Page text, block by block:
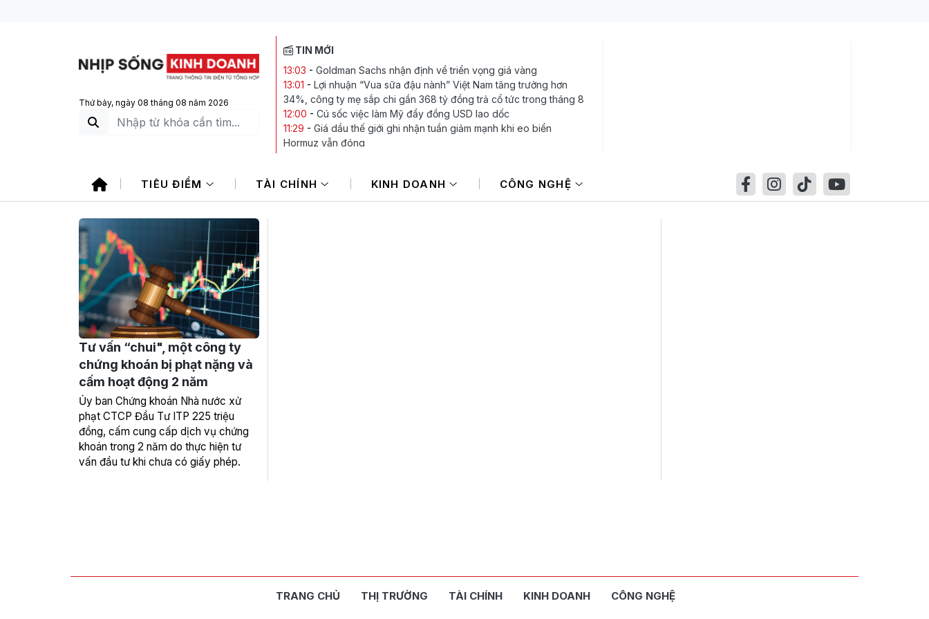
Thứ bảy, ngày 08 tháng 08 năm 2026
TIN MỚI
13:03 - Goldman Sachs nhận định về triển vọng giá vàng
13:01 - Lợi nhuận “Vua sữa đậu nành” Việt Nam tăng trưởng hơn
34%, công ty mẹ sắp chi gần 368 tỷ đồng trả cổ tức trong tháng 8
12:00 - Cú sốc việc làm Mỹ đẩy đồng USD lao dốc
11:29 - Giá dầu thế giới ghi nhận tuần giảm mạnh khi eo biển
Hormuz vẫn đóng
11:25-Hà Nội ngày càng khan hiếm nguồn cung văn phòng hạng A
tại khu vực trung tâm
TIÊU ĐIỂM TÀI CHÍNH KINH DOANH CÔNG NGHỆ
Tư vấn “chui", một công ty
chứng khoán bị phạt nặng và
cấm hoạt động 2 năm
Ủy ban Chứng khoán Nhà nước xử
phạt CTCP Đầu Tư ITP 225 triệu
đồng, cấm cung cấp dịch vụ chứng
khoán trong 2 năm do thực hiện tư
vấn đầu tư khi chưa có giấy phép.
TRANG CHỦ THỊ TRƯỜNG TÀI CHÍNH KINH DOANH CÔNG NGHỆ